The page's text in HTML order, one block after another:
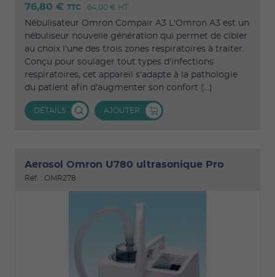
76,80 € TTC 64,00 € HT
Nébulisateur Omron Compair A3 L'Omron A3 est un
nébuliseur nouvelle génération qui permet de cibler
au choix l'une des trois zones respiratoires à traiter.
Conçu pour soulager tout types d'infections
respiratoires, cet appareil s'adapte à la pathologie
du patient afin d'augmenter son confort (...)
DÉTAILS AJOUTER
Aerosol Omron U780 ultrasonique Pro
Réf. : OMR278